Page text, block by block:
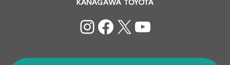
Instagram
Facebook
X YouTube